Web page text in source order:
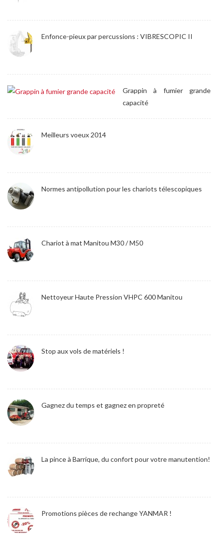
Enfonce-pieux par percussions : VIBRESCOPIC II
Grappin à fumier grande
capacité
Meilleurs voeux 2014
Normes antipollution pour les chariots télescopiques
Chariot à mat Manitou M30 / M50
Nettoyeur Haute Pression VHPC 600 Manitou
Stop aux vols de matériels !
Gagnez du temps et gagnez en propreté
La pince à Barrique, du confort pour votre manutention!
Promotions pièces de rechange YANMAR !